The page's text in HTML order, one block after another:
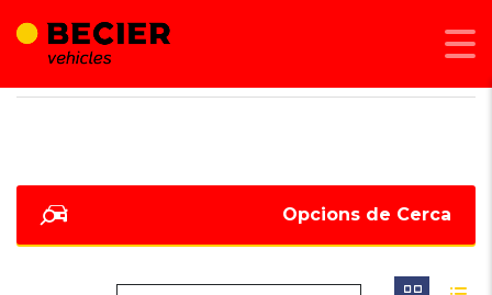
Opcions de Cerca